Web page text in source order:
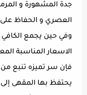
جدة المشهورة و
العصري و الحفاظ على
وفي حين يجمع الكافي
الاسعار المناسبة
فإن سر تميزه تنبع من
يحتفظ بها المقهى